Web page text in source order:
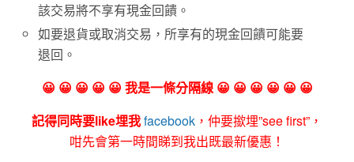
該交易將不享有現金回饋。
如要退貨或取消交易，所享有的現金回饋可能要
退回。
😀 😀 😀 😀 😀 我是一條分隔線 😀 😀 😀 😀 😀 😀
記得同時要like埋我facebook ，仲要撳埋”see first”，
咁先會第一時間睇到我出既最新優惠！